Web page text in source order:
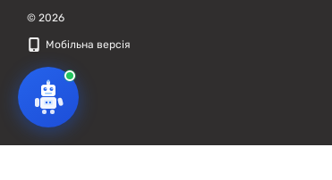
© 2026
Мобільна версія